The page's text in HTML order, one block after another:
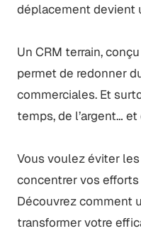
déplacement devient
Un CRM terrain,
permet de redonner
commerciales. Et
temps, de l’argent… et
Vous voulez éviter
concentrer vos
Découvrez comment
transformer votre